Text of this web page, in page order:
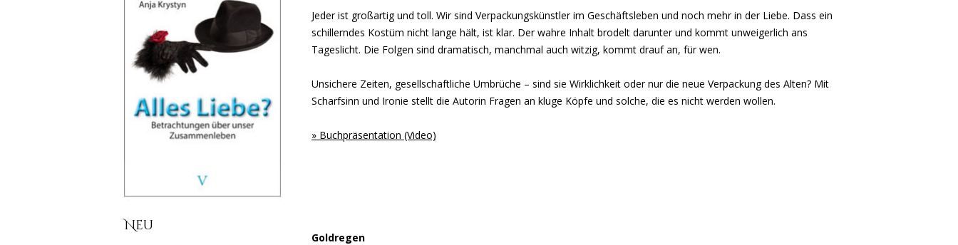
Jeder ist großartig und toll. Wir sind Verpackungskünstler im Geschäftsleben und noch mehr in der Liebe. Dass ein
schillerndes Kostüm nicht lange hält, ist klar. Der wahre Inhalt brodelt darunter und kommt unweigerlich ans
Tageslicht. Die Folgen sind dramatisch, manchmal auch witzig, kommt drauf an, für wen.
Unsichere Zeiten, gesellschaftliche Umbrüche – sind sie Wirklichkeit oder nur die neue Verpackung des Alten? Mit
Scharfsinn und Ironie stellt die Autorin Fragen an kluge Köpfe und solche, die es nicht werden wollen.
» Buchpräsentation (Video)
Goldregen
Neu